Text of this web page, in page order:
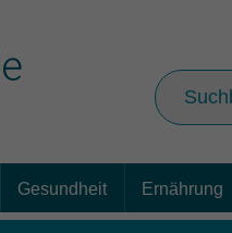
Gesundheit Ernährung